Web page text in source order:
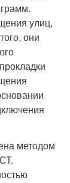
улиц,
они
методом